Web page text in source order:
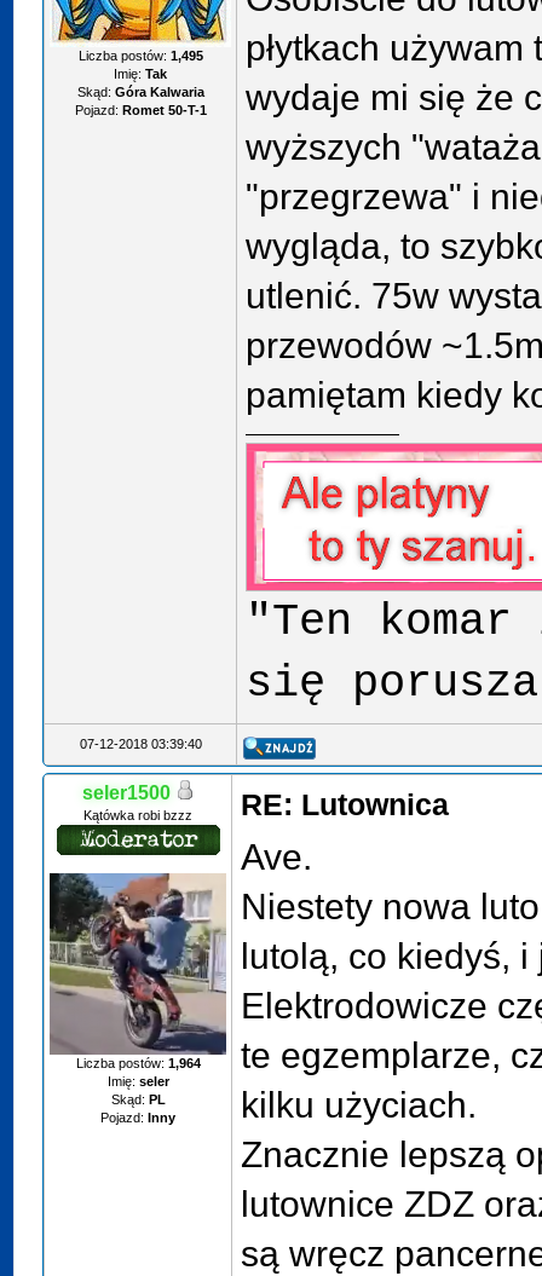
Liczba postów: 1,495
Imię: Tak
Skąd: Góra Kalwaria
Pojazd: Romet 50-T-1
płytkach
wydaje mi się że
wyższych
"przegrzewa" i
wygląda, to
utlenić. 75w
przewodów
pamiętam kiedy
"Ten komar
się
07-12-2018 03:39:40
seler1500
Kątówka robi bzzz
Liczba postów: 1,964
Imię: seler
Skąd: PL
Pojazd: Inny
RE: Lutownica
Ave.
Niestety nowa
lutolą, co kiedyś,
Elektrodowicze
te egzemplarze,
kilku użyciach.
Znacznie lepszą
lutownice ZDZ
są wręcz